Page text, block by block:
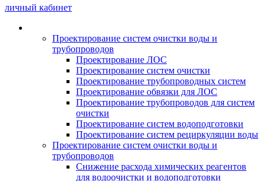
личный кабинет
Проектирование систем очистки воды и
трубопроводов
Проектирование ЛОС
Проектирование систем очистки
Проектирование трубопроводных систем
Проектирование обвязки для ЛОС
Проектирование трубопроводов для систем
очистки
Проектирование систем водоподготовки
Проектирование систем рециркуляции воды
Проектирование систем очистки воды и
трубопроводов
Снижение расхода химических реагентов
для водоочистки и водоподготовки